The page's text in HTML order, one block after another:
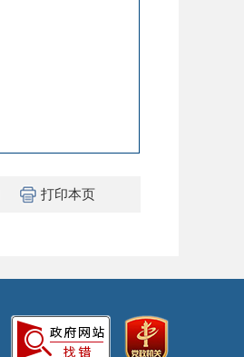
打印本页